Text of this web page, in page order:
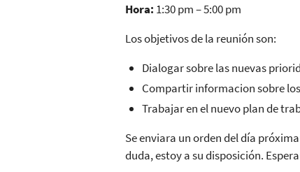
Hora: 1:30 pm – 5:00 pm
Los objetivos de la reunión son:
Dialogar sobre las nuevas
Compartir informacion sobre
Trabajar en el nuevo plan de
Se enviara un orden del día
duda, estoy a su disposición.